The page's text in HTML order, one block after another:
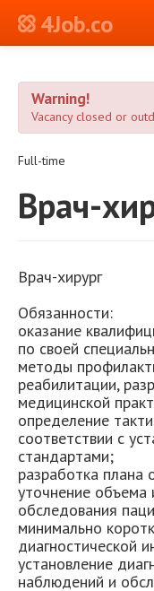
4Job.co
Log in or Register
Warning!
Vacancy closed or
Full-time
Врач-
Врач-хирург
Обязанности:
оказание
по своей
методы
реабилитации,
медицинской
определение
соответствии с
стандартами;
разработка плана
уточнение
обследования
минимально
диагностической
установление
наблюдений и